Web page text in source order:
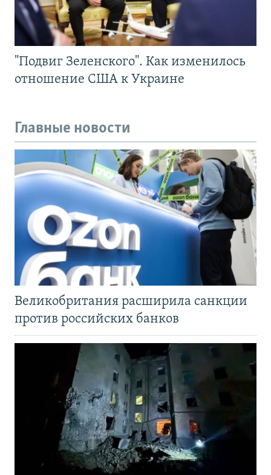
"Подвиг Зеленского". Как изменилось
отношение США к Украине
Главные новости
Великобритания расширила санкции
против российских банков